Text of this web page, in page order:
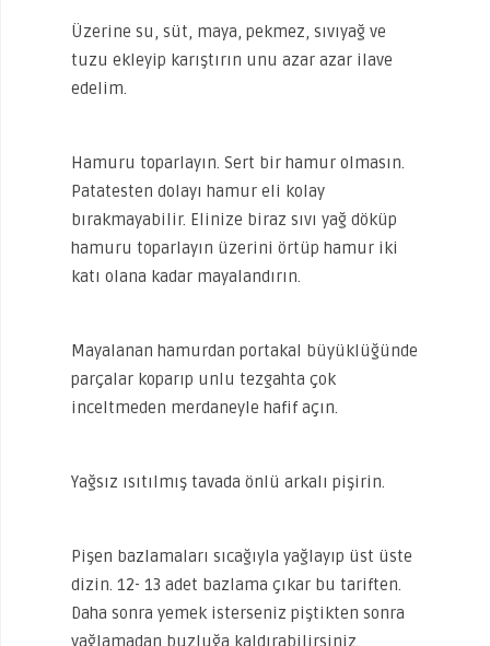
Üzerine su, süt, maya, pekmez, sıvıyağ ve
tuzu ekleyip karıştırın unu azar azar ilave
edelim.
Hamuru toparlayın. Sert bir hamur olmasın.
Patatesten dolayı hamur eli kolay
bırakmayabilir. Elinize biraz sıvı yağ döküp
hamuru toparlayın üzerini örtüp hamur iki
katı olana kadar mayalandırın.
Mayalanan hamurdan portakal büyüklüğünde
parçalar koparıp unlu tezgahta çok
inceltmeden merdaneyle hafif açın.
Yağsız ısıtılmış tavada önlü arkalı pişirin.
Pişen bazlamaları sıcağıyla yağlayıp üst üste
dizin. 12- 13 adet bazlama çıkar bu tariften.
Daha sonra yemek isterseniz piştikten sonra
yağlamadan buzluğa kaldırabilirsiniz.